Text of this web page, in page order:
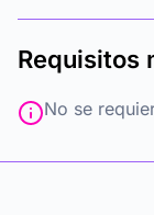
Requisitos
No se